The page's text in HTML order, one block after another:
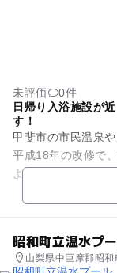
未評価
0件
日帰り入浴施設が
す！
甲斐市の市民温泉
平成18年の改修で
ようになりました。 25mプールの中の2コースを歩行用とし、
昭和町立温水プ
山梨県中巨摩郡昭